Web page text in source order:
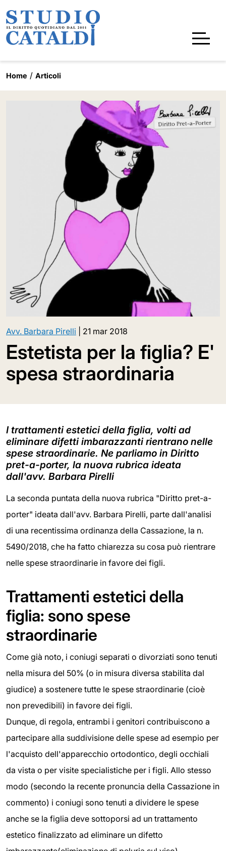
Home Articoli
Avv. Barbara Pirelli 21 mar 2018
Estetista per la figlia? E'
spesa straordinaria
I trattamenti estetici della figlia, volti ad
eliminare difetti imbarazzanti rientrano nelle
spese straordinarie. Ne parliamo in Diritto
pret-a-porter, la nuova rubrica ideata
dall'avv. Barbara Pirelli
La seconda puntata della nuova rubrica "Diritto pret-a-
porter" ideata dall'avv. Barbara Pirelli, parte dall'analisi
di una recentissima ordinanza della Cassazione, la n.
5490/2018, che ha fatto chiarezza su cosa può rientrare
nelle spese straordinarie in favore dei figli.
Trattamenti estetici della
figlia: sono spese
straordinarie
Come già noto, i coniugi separati o divorziati sono tenuti
nella misura del 50% (o in misura diversa stabilita dal
giudice) a sostenere tutte le spese straordinarie (cioè
non prevedibili) in favore dei figli.
Dunque, di regola, entrambi i genitori contribuiscono a
partecipare alla suddivisione delle spese ad esempio per
l'acquisto dell'apparecchio ortodontico, degli occhiali
da vista o per visite specialistiche per i figli. Allo stesso
modo (secondo la recente pronuncia della Cassazione in
commento) i coniugi sono tenuti a dividere le spese
anche se la figlia deve sottoporsi ad un trattamento
estetico finalizzato ad eliminare un difetto